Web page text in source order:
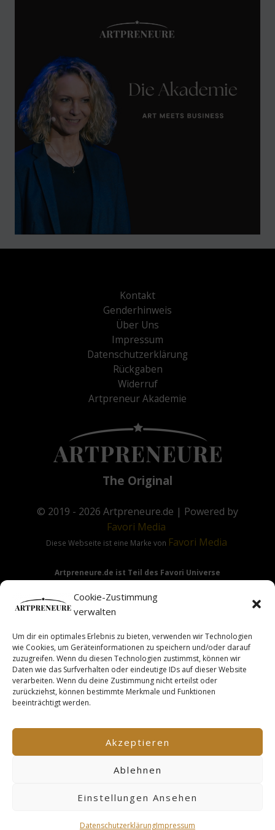
Cookie-Zustimmung
verwalten
Um dir ein optimales Erlebnis zu bieten, verwenden wir Technologien
wie Cookies, um Geräteinformationen zu speichern und/oder darauf
zuzugreifen. Wenn du diesen Technologien zustimmst, können wir
Daten wie das Surfverhalten oder eindeutige IDs auf dieser Website
verarbeiten. Wenn du deine Zustimmung nicht erteilst oder
zurückziehst, können bestimmte Merkmale und Funktionen
beeinträchtigt werden.
Akzeptieren
Ablehnen
Einstellungen Ansehen
DatenschutzerklärungImpressum
Kontakt
Genderhinweis
Über Uns
Impressum
Datenschutzerklärung
Rückgaben
Widerruf
Artpreneur Akademie
The Original
© 2019 - 2026 Artpreneure.de | Powered by
Favori Media
Diese Webseite ist eine Marke von Favori Media
Artpreneure.de ist Teil des Favori Universe
Hinweis:Die Angebote & Inhalte dieser Seite richten sich
ausdrücklich nur an Gewerbetreibende & Unternehmer im
Sinne des §14 BGB.
Facebook TM Inc. Additionally, this site is NOT endorsed by
FacebookTM in any way. FACEBOOK TM is a trademark of
FACEBOOK TM, Inc.